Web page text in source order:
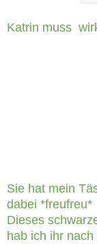
Katrin muss
Sie hat mein
dabei *freufreu*
Dieses
hab ich ihr nach